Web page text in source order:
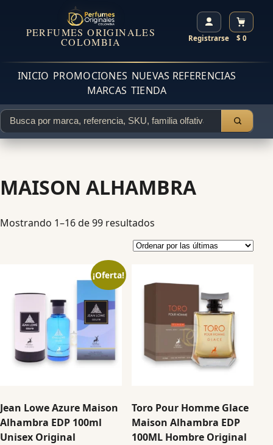
PERFUMES ORIGINALES
COLOMBIA Registrarse $ 0
INICIO PROMOCIONES NUEVAS REFERENCIAS
MARCAS TIENDA
MAISON ALHAMBRA
Mostrando 1–16 de 99 resultados
¡Oferta!
Jean Lowe Azure Maison
Alhambra EDP 100ml
Unisex Original
Toro Pour Homme Glace
Maison Alhambra EDP
100ML Hombre Original